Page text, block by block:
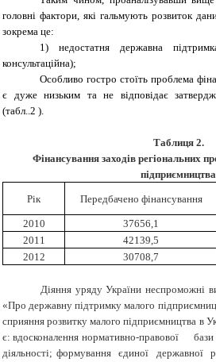
головні фактори, які гальмують розвиток
зокрема це:
1) недостатня державна
консультаційна);
Особливо гостро стоїть проблема
є дуже низьким та не відповідає
(табл..2 ).
Таблиця 2.
Фінансування заходів регіональних
підприємництва
Рік Передбачено фінансування
2010 37656,1
2011
42139,5
2012
30708,7
Діяння уряду України неспроможні
«Про державну підтримку малого
сприяння розвитку малого підприємництва в
є: вдосконалення нормативно-правової
діяльності; формування єдиної державної